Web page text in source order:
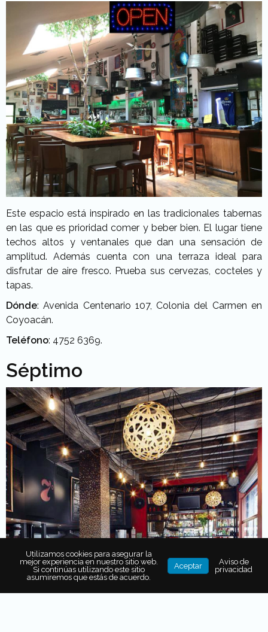
Este espacio está inspirado en las tradicionales tabernas
en las que es prioridad comer y beber bien. El lugar tiene
techos altos y ventanales que dan una sensación de
amplitud. Además cuenta con una terraza ideal para
disfrutar de aire fresco. Prueba sus cervezas, cocteles y
tapas.
Dónde: Avenida Centenario 107, Colonia del Carmen en
Coyoacán.
Teléfono: 4752 6369.
Séptimo
Utilizamos cookies para asegurar la
mejor experiencia en nuestro sitio web.
Si continúas utilizando este sitio
asumiremos que estás de acuerdo.
Aceptar
Aviso de
privacidad